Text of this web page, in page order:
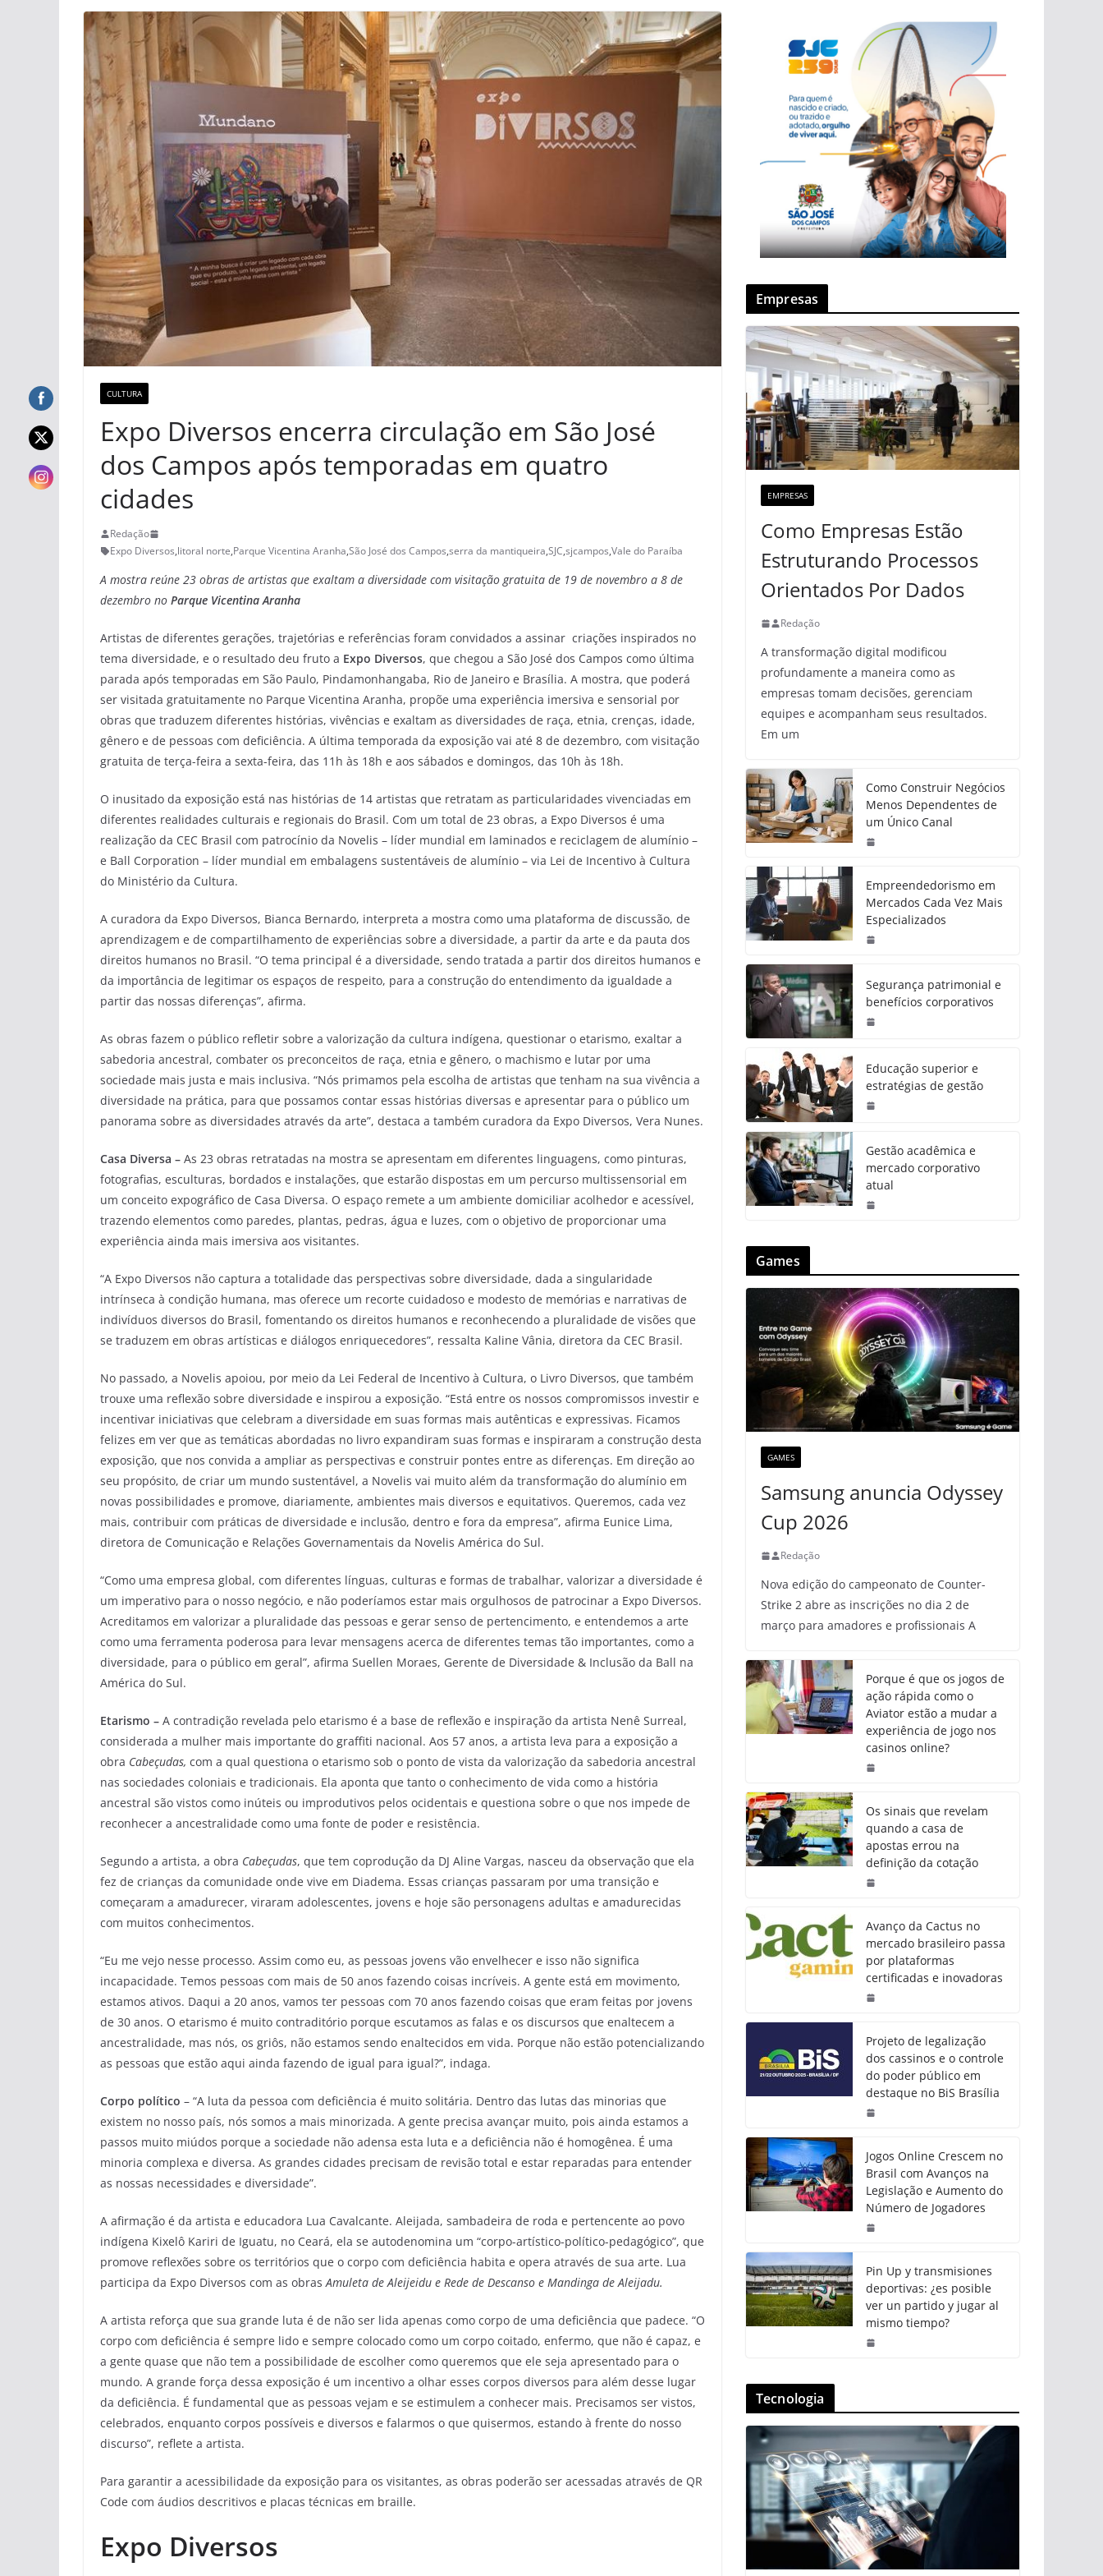
CULTURA
Expo Diversos encerra circulação em São José
dos Campos após temporadas em quatro
cidades
Redação
Expo Diversos,litoral norte,Parque Vicentina Aranha,São José dos Campos,serra da mantiqueira,SJC,sjcampos,Vale do Paraíba
A mostra reúne 23 obras de artistas que exaltam a diversidade com visitação gratuita de 19 de novembro a 8 de
dezembro no Parque Vicentina Aranha
Artistas de diferentes gerações, trajetórias e referências foram convidados a assinar criações inspirados no
tema diversidade, e o resultado deu fruto a Expo Diversos, que chegou a São José dos Campos como última
parada após temporadas em São Paulo, Pindamonhangaba, Rio de Janeiro e Brasília. A mostra, que poderá
ser visitada gratuitamente no Parque Vicentina Aranha, propõe uma experiência imersiva e sensorial por
obras que traduzem diferentes histórias, vivências e exaltam as diversidades de raça, etnia, crenças, idade,
gênero e de pessoas com deficiência. A última temporada da exposição vai até 8 de dezembro, com visitação
gratuita de terça-feira a sexta-feira, das 11h às 18h e aos sábados e domingos, das 10h às 18h.
O inusitado da exposição está nas histórias de 14 artistas que retratam as particularidades vivenciadas em
diferentes realidades culturais e regionais do Brasil. Com um total de 23 obras, a Expo Diversos é uma
realização da CEC Brasil com patrocínio da Novelis – líder mundial em laminados e reciclagem de alumínio –
e Ball Corporation – líder mundial em embalagens sustentáveis de alumínio – via Lei de Incentivo à Cultura
do Ministério da Cultura.
A curadora da Expo Diversos, Bianca Bernardo, interpreta a mostra como uma plataforma de discussão, de
aprendizagem e de compartilhamento de experiências sobre a diversidade, a partir da arte e da pauta dos
direitos humanos no Brasil. “O tema principal é a diversidade, sendo tratada a partir dos direitos humanos e
da importância de legitimar os espaços de respeito, para a construção do entendimento da igualdade a
partir das nossas diferenças”, afirma.
As obras fazem o público refletir sobre a valorização da cultura indígena, questionar o etarismo, exaltar a
sabedoria ancestral, combater os preconceitos de raça, etnia e gênero, o machismo e lutar por uma
sociedade mais justa e mais inclusiva. “Nós primamos pela escolha de artistas que tenham na sua vivência a
diversidade na prática, para que possamos contar essas histórias diversas e apresentar para o público um
panorama sobre as diversidades através da arte”, destaca a também curadora da Expo Diversos, Vera Nunes.
Casa Diversa – As 23 obras retratadas na mostra se apresentam em diferentes linguagens, como pinturas,
fotografias, esculturas, bordados e instalações, que estarão dispostas em um percurso multissensorial em
um conceito expográfico de Casa Diversa. O espaço remete a um ambiente domiciliar acolhedor e acessível,
trazendo elementos como paredes, plantas, pedras, água e luzes, com o objetivo de proporcionar uma
experiência ainda mais imersiva aos visitantes.
“A Expo Diversos não captura a totalidade das perspectivas sobre diversidade, dada a singularidade
intrínseca à condição humana, mas oferece um recorte cuidadoso e modesto de memórias e narrativas de
indivíduos diversos do Brasil, fomentando os direitos humanos e reconhecendo a pluralidade de visões que
se traduzem em obras artísticas e diálogos enriquecedores”, ressalta Kaline Vânia, diretora da CEC Brasil.
No passado, a Novelis apoiou, por meio da Lei Federal de Incentivo à Cultura, o Livro Diversos, que também
trouxe uma reflexão sobre diversidade e inspirou a exposição. “Está entre os nossos compromissos investir e
incentivar iniciativas que celebram a diversidade em suas formas mais autênticas e expressivas. Ficamos
felizes em ver que as temáticas abordadas no livro expandiram suas formas e inspiraram a construção desta
exposição, que nos convida a ampliar as perspectivas e construir pontes entre as diferenças. Em direção ao
seu propósito, de criar um mundo sustentável, a Novelis vai muito além da transformação do alumínio em
novas possibilidades e promove, diariamente, ambientes mais diversos e equitativos. Queremos, cada vez
mais, contribuir com práticas de diversidade e inclusão, dentro e fora da empresa”, afirma Eunice Lima,
diretora de Comunicação e Relações Governamentais da Novelis América do Sul.
“Como uma empresa global, com diferentes línguas, culturas e formas de trabalhar, valorizar a diversidade é
um imperativo para o nosso negócio, e não poderíamos estar mais orgulhosos de patrocinar a Expo Diversos.
Acreditamos em valorizar a pluralidade das pessoas e gerar senso de pertencimento, e entendemos a arte
como uma ferramenta poderosa para levar mensagens acerca de diferentes temas tão importantes, como a
diversidade, para o público em geral”, afirma Suellen Moraes, Gerente de Diversidade & Inclusão da Ball na
América do Sul.
Etarismo – A contradição revelada pelo etarismo é a base de reflexão e inspiração da artista Nenê Surreal,
considerada a mulher mais importante do graffiti nacional. Aos 57 anos, a artista leva para a exposição a
obra Cabeçudas, com a qual questiona o etarismo sob o ponto de vista da valorização da sabedoria ancestral
nas sociedades coloniais e tradicionais. Ela aponta que tanto o conhecimento de vida como a história
ancestral são vistos como inúteis ou improdutivos pelos ocidentais e questiona sobre o que nos impede de
reconhecer a ancestralidade como uma fonte de poder e resistência.
Segundo a artista, a obra Cabeçudas, que tem coprodução da DJ Aline Vargas, nasceu da observação que ela
fez de crianças da comunidade onde vive em Diadema. Essas crianças passaram por uma transição e
começaram a amadurecer, viraram adolescentes, jovens e hoje são personagens adultas e amadurecidas
com muitos conhecimentos.
“Eu me vejo nesse processo. Assim como eu, as pessoas jovens vão envelhecer e isso não significa
incapacidade. Temos pessoas com mais de 50 anos fazendo coisas incríveis. A gente está em movimento,
estamos ativos. Daqui a 20 anos, vamos ter pessoas com 70 anos fazendo coisas que eram feitas por jovens
de 30 anos. O etarismo é muito contraditório porque escutamos as falas e os discursos que enaltecem a
ancestralidade, mas nós, os griôs, não estamos sendo enaltecidos em vida. Porque não estão potencializando
as pessoas que estão aqui ainda fazendo de igual para igual?”, indaga.
Corpo político – “A luta da pessoa com deficiência é muito solitária. Dentro das lutas das minorias que
existem no nosso país, nós somos a mais minorizada. A gente precisa avançar muito, pois ainda estamos a
passos muito miúdos porque a sociedade não adensa esta luta e a deficiência não é homogênea. É uma
minoria complexa e diversa. As grandes cidades precisam de revisão total e estar reparadas para entender
as nossas necessidades e diversidade”.
A afirmação é da artista e educadora Lua Cavalcante. Aleijada, sambadeira de roda e pertencente ao povo
indígena Kixelô Kariri de Iguatu, no Ceará, ela se autodenomina um “corpo-artístico-político-pedagógico”, que
promove reflexões sobre os territórios que o corpo com deficiência habita e opera através de sua arte. Lua
participa da Expo Diversos com as obrasAmuleta de Aleijeidu e Rede de Descanso e Mandinga de Aleijadu.
A artista reforça que sua grande luta é de não ser lida apenas como corpo de uma deficiência que padece. “O
corpo com deficiência é sempre lido e sempre colocado como um corpo coitado, enfermo, que não é capaz, e
a gente quase que não tem a possibilidade de escolher como queremos que ele seja apresentado para o
mundo. A grande força dessa exposição é um incentivo a olhar esses corpos diversos para além desse lugar
da deficiência. É fundamental que as pessoas vejam e se estimulem a conhecer mais. Precisamos ser vistos,
celebrados, enquanto corpos possíveis e diversos e falarmos o que quisermos, estando à frente do nosso
discurso”, reflete a artista.
Para garantir a acessibilidade da exposição para os visitantes, as obras poderão ser acessadas através de QR
Code com áudios descritivos e placas técnicas em braille.
Expo Diversos
Empresas
EMPRESAS
Como Empresas Estão
Estruturando Processos
Orientados Por Dados
Redação
A transformação digital modificou
profundamente a maneira como as
empresas tomam decisões, gerenciam
equipes e acompanham seus resultados.
Em um
Como Construir Negócios
Menos Dependentes de
um Único Canal
Empreendedorismo em
Mercados Cada Vez Mais
Especializados
Segurança patrimonial e
benefícios corporativos
Educação superior e
estratégias de gestão
Gestão acadêmica e
mercado corporativo
atual
Games
GAMES
Samsung anuncia Odyssey
Cup 2026
Redação
Nova edição do campeonato de Counter-
Strike 2 abre as inscrições no dia 2 de
março para amadores e profissionais A
Porque é que os jogos de
ação rápida como o
Aviator estão a mudar a
experiência de jogo nos
casinos online?
Os sinais que revelam
quando a casa de
apostas errou na
definição da cotação
Avanço da Cactus no
mercado brasileiro passa
por plataformas
certificadas e inovadoras
Projeto de legalização
dos cassinos e o controle
do poder público em
destaque no BiS Brasília
Jogos Online Crescem no
Brasil com Avanços na
Legislação e Aumento do
Número de Jogadores
Pin Up y transmisiones
deportivas: ¿es posible
ver un partido y jugar al
mismo tiempo?
Tecnologia